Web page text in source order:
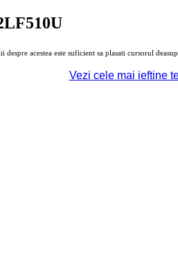
acestea este suficient sa plasati cursorul
Vezi cele mai ieftine